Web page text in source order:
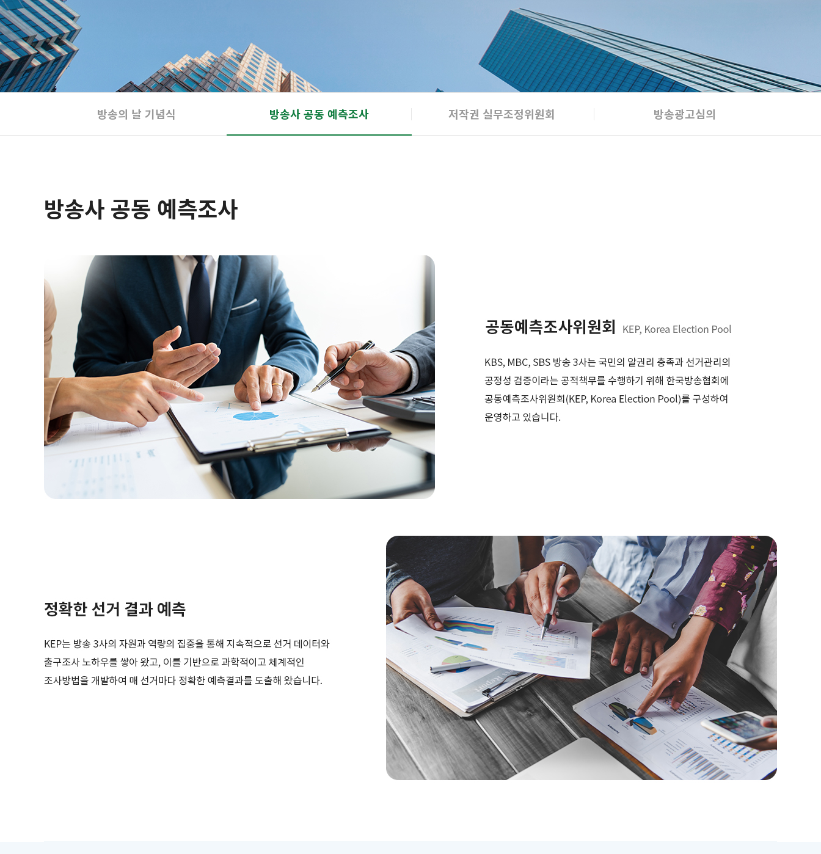
방송의 날 기념식 방송사 공동 예측조사 저작권 실무조정위원회 방송광고심의
방송사 공동 예측조사